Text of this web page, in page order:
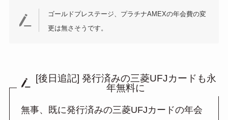
ゴールドプレステージ、プラチナAMEXの年会費の変
更は無さそうです。
[後日追記] 発行済みの三菱UFJカードも永
年無料に
無事、既に発行済みの三菱UFJカードの年会